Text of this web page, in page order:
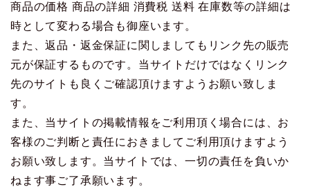
商品の価格 商品の詳細 消費税 送料 在庫数等の詳細は
時として変わる場合も御座います。
また、返品・返金保証に関しましてもリンク先の販売
元が保証するものです。当サイトだけではなくリンク
先のサイトも良くご確認頂けますようお願い致しま
す。
また、当サイトの掲載情報をご利用頂く場合には、お
客様のご判断と責任におきましてご利用頂けますよう
お願い致します。当サイトでは、一切の責任を負いか
ねます事ご了承願います。